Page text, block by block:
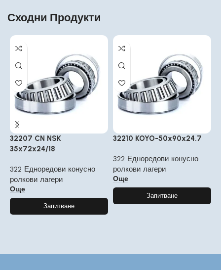
Сходни Продукти
32207 CN NSK
35x72x24/18
322 Едноредови конусно
ролкови лагери
Още
Запитване
32210 KOYO-50x90x24.7
322 Едноредови конусно
ролкови лагери
Още
Запитване